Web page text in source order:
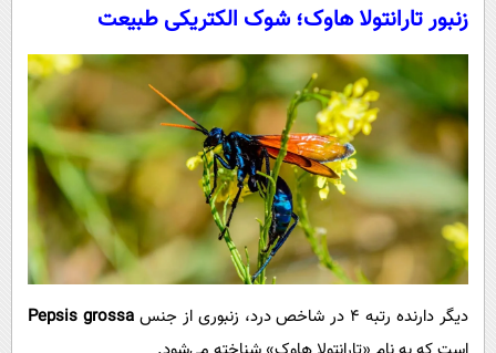
زنبور تارانتولا هاوک؛ شوک الکتریکی طبیعت
دیگر دارنده رتبه ۴ در شاخص درد، زنبوری از جنس
Pepsis grossa